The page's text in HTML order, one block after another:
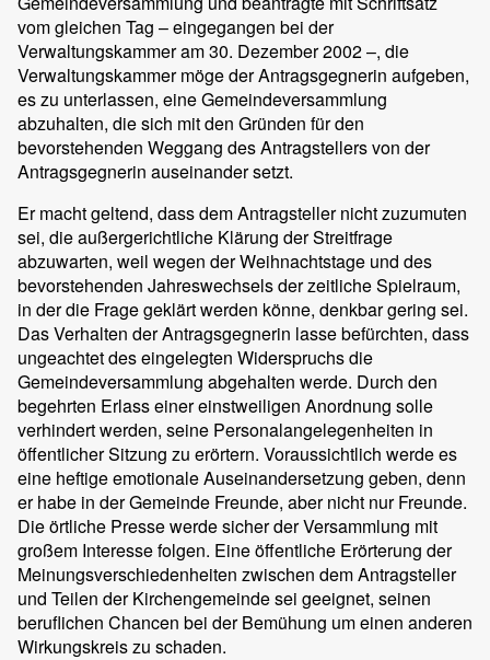
vom gleichen Tag – eingegangen bei der
Verwaltungskammer am 30. Dezember 2002 –, die
Verwaltungskammer möge der Antragsgegnerin aufgeben,
es zu unterlassen, eine Gemeindeversammlung
abzuhalten, die sich mit den Gründen für den
bevorstehenden Weggang des Antragstellers von der
Antragsgegnerin auseinander setzt.
Er macht geltend, dass dem Antragsteller nicht zuzumuten
sei, die außergerichtliche Klärung der Streitfrage
abzuwarten, weil wegen der Weihnachtstage und des
bevorstehenden Jahreswechsels der zeitliche Spielraum,
in der die Frage geklärt werden könne, denkbar gering sei.
Das Verhalten der Antragsgegnerin lasse befürchten, dass
ungeachtet des eingelegten Widerspruchs die
Gemeindeversammlung abgehalten werde. Durch den
begehrten Erlass einer einstweiligen Anordnung solle
verhindert werden, seine Personalangelegenheiten in
öffentlicher Sitzung zu erörtern. Voraussichtlich werde es
eine heftige emotionale Auseinandersetzung geben, denn
er habe in der Gemeinde Freunde, aber nicht nur Freunde.
Die örtliche Presse werde sicher der Versammlung mit
großem Interesse folgen. Eine öffentliche Erörterung der
Meinungsverschiedenheiten zwischen dem Antragsteller
und Teilen der Kirchengemeinde sei geeignet, seinen
beruflichen Chancen bei der Bemühung um einen anderen
Wirkungskreis zu schaden.